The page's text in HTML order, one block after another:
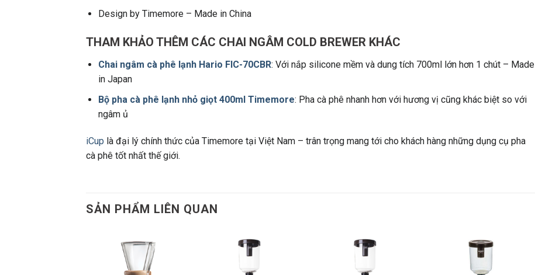
Design by Timemore – Made in China
THAM KHẢO THÊM CÁC CHAI NGÂM COLD BREWER KHÁC
Chai ngâm cà phê lạnh Hario FIC-70CBR: Với nắp silicone mềm và dung tích 700ml lớn hơn 1 chút – Made
in Japan
Bộ pha cà phê lạnh nhỏ giọt 400ml Timemore: Pha cà phê nhanh hơn với hương vị cũng khác biệt so với
ngâm ủ
iCup là đại lý chính thức của Timemore tại Việt Nam – trân trọng mang tới cho khách hàng những dụng cụ pha
cà phê tốt nhất thế giới.
SẢN PHẨM LIÊN QUAN